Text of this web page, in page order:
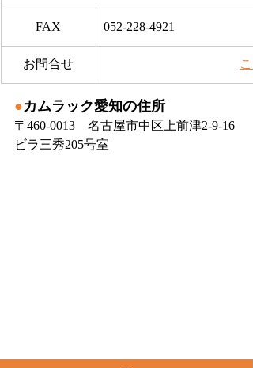
FAX 052-228-4921
お問合せ
●カムラック愛知の住所
〒460-0013　名古屋市中区上前津2-9-16
ビラ三秀205号室